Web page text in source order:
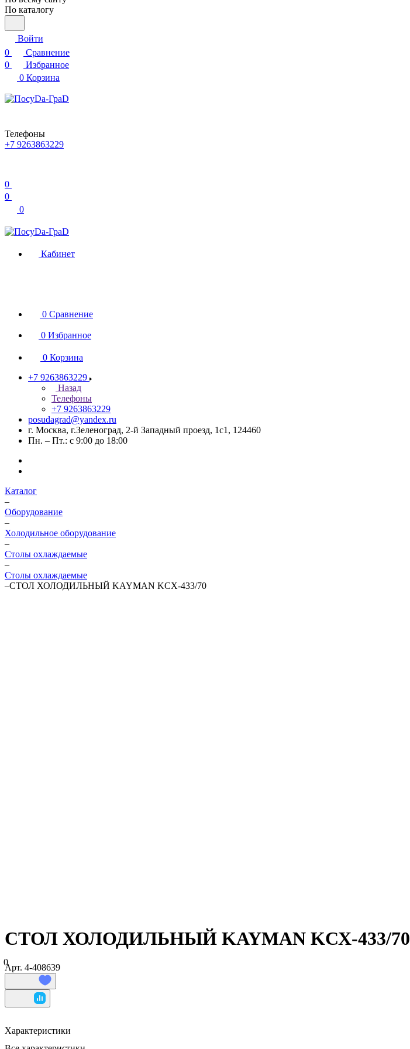
По каталогу
Войти
0
Сравнение
0
Избранное
0 Корзина
Телефоны
+7 9263863229
0
0
0
Кабинет
0 Сравнение
0 Избранное
0 Корзина
+7 9263863229
Назад
Телефоны
+7 9263863229
posudagrad@yandex.ru
г. Москва, г.Зеленоград, 2-й Западный проезд, 1с1, 124460
Пн. – Пт.: с 9:00 до 18:00
Каталог
–
Оборудование
–
Холодильное оборудование
–
Столы охлаждаемые
–
Столы охлаждаемые
–СТОЛ ХОЛОДИЛЬНЫЙ KAYMAN KСХ-433/70
СТОЛ ХОЛОДИЛЬНЫЙ KAYMAN KСХ-433/70
0
Арт. 4-408639
Характеристики